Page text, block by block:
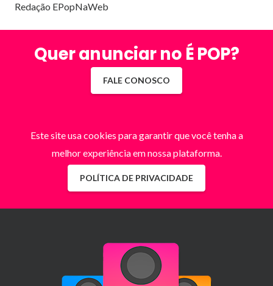
Redação EPopNaWeb
Quer anunciar no É POP?
FALE CONOSCO
Este site usa cookies para garantir que você tenha a
melhor experiência em nossa plataforma.
POLÍTICA DE PRIVACIDADE